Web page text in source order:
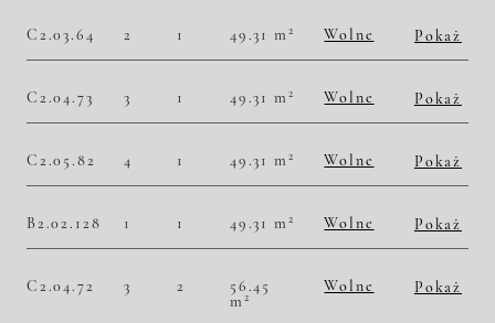
C2.03.64 2 1 49.31 m 2 Wolne
Pokaż
C2.04.73 3 1 49.31 m 2 Wolne
Pokaż
C2.05.82 4 1 49.31 m 2 Wolne
Pokaż
B2.02.128 1 1 49.31 m 2 Wolne
Pokaż
C2.04.72 3 2
56.45
m 2
Wolne
Pokaż